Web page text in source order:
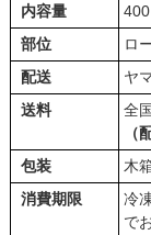
内容量
400
部位
ロ
配送
ヤ
送料
全
（
包装
木
消費期限
冷
で